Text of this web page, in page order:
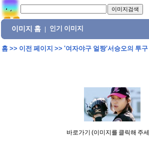
이미지 홈 인기 이미지
홈>> 이전 페이지 >> '여자야구 얼짱'서승오의 투구
바로가기 (이미지를 클릭해 주